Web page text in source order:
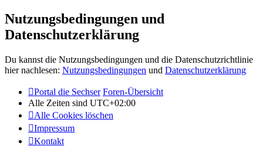
Nutzungsbedingungen und
Datenschutzerklärung
Du kannst die Nutzungsbedingungen und die Datenschutzrichtlinie
hier nachlesen: Nutzungsbedingungen und Datenschutzerklärung
Portal die Sechser Foren-Übersicht
Alle Zeiten sind UTC+02:00
Alle Cookies löschen
Impressum
Kontakt